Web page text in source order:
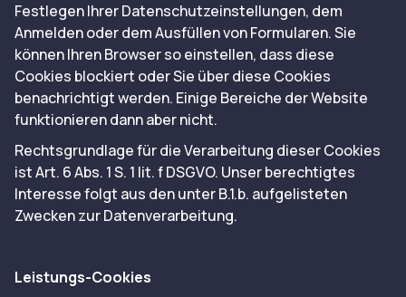
Festlegen Ihrer Datenschutzeinstellungen, dem
Anmelden oder dem Ausfüllen von Formularen. Sie
können Ihren Browser so einstellen, dass diese
Cookies blockiert oder Sie über diese Cookies
benachrichtigt werden. Einige Bereiche der Website
funktionieren dann aber nicht.
Rechtsgrundlage für die Verarbeitung dieser Cookies
ist Art. 6 Abs. 1 S. 1 lit. f DSGVO. Unser berechtigtes
Interesse folgt aus den unter B.1.b. aufgelisteten
Zwecken zur Datenverarbeitung.
Leistungs-Cookies